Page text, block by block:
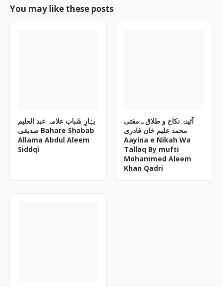
You may like these posts
بہَارِ شَباب علامہ عبد العلیم
صدیقی Bahare Shabab
Allama Abdul Aleem
Siddqi
آئینۂ نکاح و طلاق ـ مفتی
محمد علیم خان قادری
Aayina e Nikah Wa
Tallaq By mufti
Mohammed Aleem
Khan Qadri